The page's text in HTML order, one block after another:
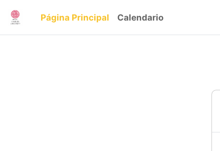
Página Principal Calendario